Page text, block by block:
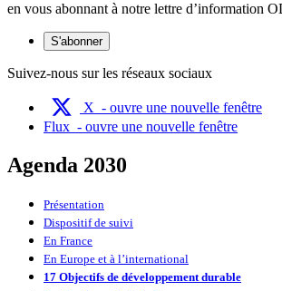
en vous abonnant à notre lettre d’information
S'abonner
Suivez-nous sur les réseaux sociaux
X - ouvre une nouvelle fenêtre
Flux - ouvre une nouvelle fenêtre
Agenda 2030
Présentation
Dispositif de suivi
En France
En Europe et à l’international
17 Objectifs de développement durable